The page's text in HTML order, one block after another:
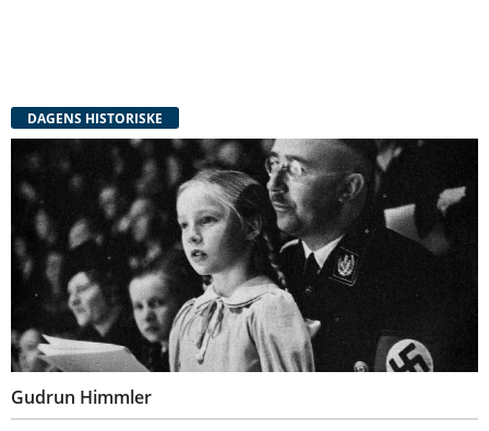
DAGENS HISTORISKE
Gudrun Himmler